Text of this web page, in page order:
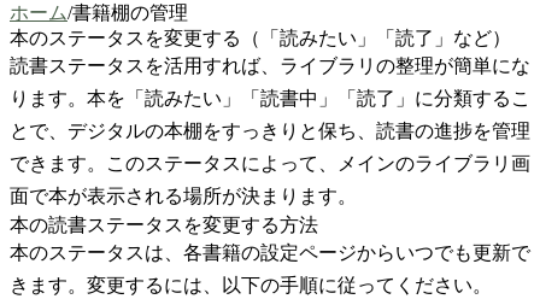
ホーム/書籍棚の管理
本のステータスを変更する（「読みたい」「読了」など）
読書ステータスを活用すれば、ライブラリの整理が簡単にな
ります。本を「読みたい」「読書中」「読了」に分類するこ
とで、デジタルの本棚をすっきりと保ち、読書の進捗を管理
できます。このステータスによって、メインのライブラリ画
面で本が表示される場所が決まります。
本の読書ステータスを変更する方法
本のステータスは、各書籍の設定ページからいつでも更新で
きます。変更するには、以下の手順に従ってください。